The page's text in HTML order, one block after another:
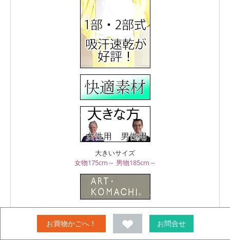
お買物かごへ！ お問合せ
大きいサイズ
女物175cm～ 男物185cm～
きもの 袴 ARTKOMACHI